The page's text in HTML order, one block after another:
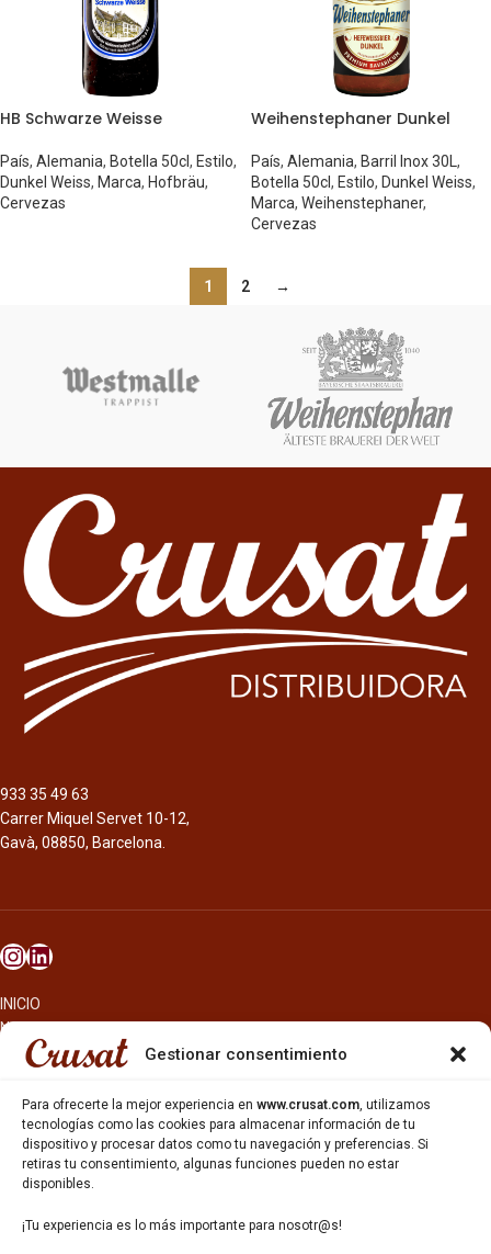
Gestionar consentimiento
Para ofrecerte la mejor experiencia en www.crusat.com, utilizamos
tecnologías como las cookies para almacenar información de tu
dispositivo y procesar datos como tu navegación y preferencias. Si
retiras tu consentimiento, algunas funciones pueden no estar
disponibles.
¡Tu experiencia es lo más importante para nosotr@s!
HB Schwarze Weisse
País, Alemania, Botella 50cl, Estilo,
Dunkel Weiss, Marca, Hofbräu,
Cervezas
Weihenstephaner Dunkel
País, Alemania, Barril Inox 30L ,
Botella 50cl, Estilo, Dunkel Weiss,
Marca, Weihenstephaner,
Cervezas
1 2 →
933 35 49 63
Carrer Miquel Servet 10-12,
Gavà, 08850, Barcelona.
INICIO
NOSOTROS
CERVEZAS
OTROS PRODUCTOS
REPARTO EN BARCELONA
HOSTELERÍA Y PEQUEÑA ALIMENTACIÓN
CARTAS DE CERVEZAS Y VINO
CATAS Y FORMACIONES
SERVICIO TÉCNICO